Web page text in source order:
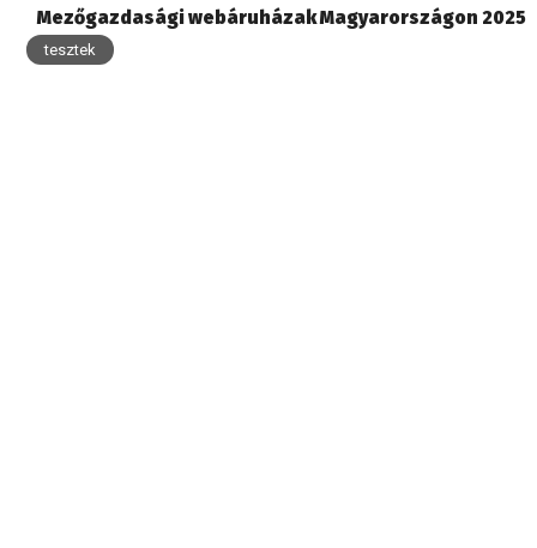
Mezőgazdasági webáruházak Magyarországon 2025
tesztek